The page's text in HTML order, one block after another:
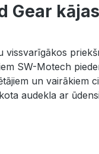
SW-Motech
un vairākiem
audekla ar